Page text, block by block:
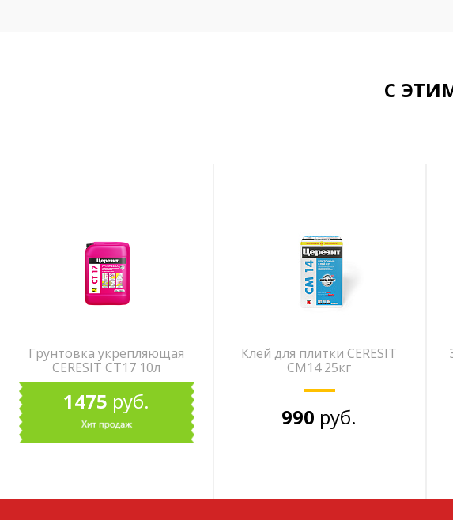
С
Грунтовка укрепляющая
CERESIT СТ17 10л
1475 руб.
Клей для плитки CERESIT
СМ14 25кг
990 руб.